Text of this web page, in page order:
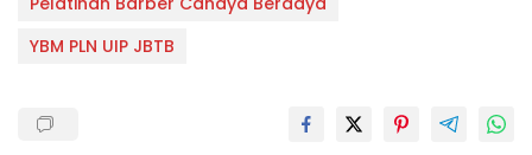
YBM PLN UIP JBTB